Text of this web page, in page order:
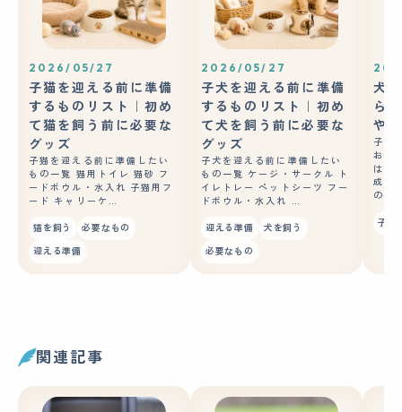
2026/05/27
子猫を迎える前に準備
するものリスト｜初め
て猫を飼う前に必要な
グッズ
子猫を迎える前に準備したい
もの一覧 猫用トイレ 猫砂 フ
ードボウル・水入れ 子猫用フ
ード キャリーケ…
猫を飼う
必要なもの
迎える準備
2026/05/27
子犬を迎える前に準備
するものリスト｜初め
て犬を飼う前に必要な
グッズ
子犬を迎える前に準備したい
もの一覧 ケージ・サークル ト
イレトレー ペットシーツ フー
ドボウル・水入れ …
迎える準備
犬を飼う
必要なもの
犬
ら
や
子犬
おや
はあ
成長
の良
子犬
関連記事